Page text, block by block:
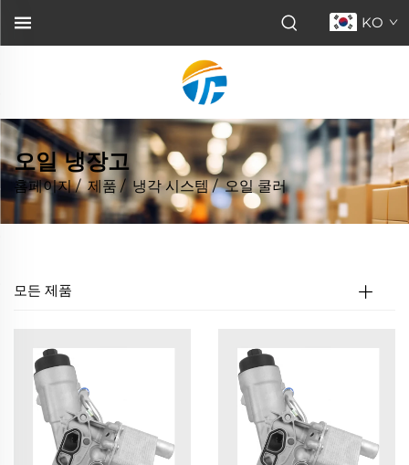
KO
오일 냉장고
홈페이지/제품 / 냉각 시스템/오일 쿨러
모든 제품